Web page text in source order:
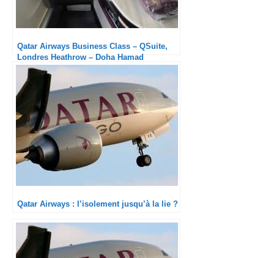
Qatar Airways Business Class – QSuite,
Londres Heathrow – Doha Hamad
International, Boeing 777 : Peut-on
réellement faire mieux ?
Qatar Airways : l’isolement jusqu’à la lie ?